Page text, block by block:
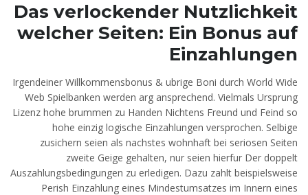
Das verlockender Nutzlichkeit
welcher Seiten: Ein Bonus auf
Einzahlungen
Irgendeiner Willkommensbonus & ubrige Boni durch World Wide
Web Spielbanken werden arg ansprechend. Vielmals Ursprung
Lizenz hohe brummen zu Handen Nichtens Freund und Feind so
hohe einzig logische Einzahlungen versprochen. Selbige
zusichern seien als nachstes wohnhaft bei seriosen Seiten
zweite Geige gehalten, nur seien hierfur Der doppelt
Auszahlungsbedingungen zu erledigen. Dazu zahlt beispielsweise
Perish Einzahlung eines Mindestumsatzes im Innern eines